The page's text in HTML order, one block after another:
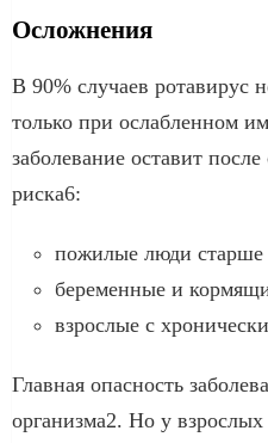
Осложнения
В 90% случаев ротавирус
только при ослабленном
заболевание оставит
риска6:
пожилые люди старше
беременные и
взрослые с
Главная опасность
организма2. Но у